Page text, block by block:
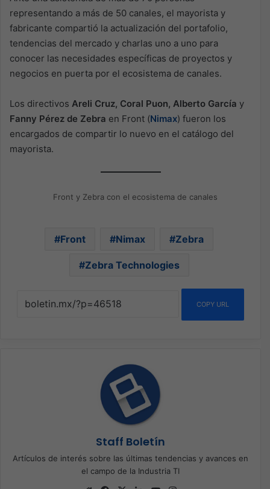
representando a más de 50 canales, el mayorista y
fabricante compartió la actualización del portafolio,
tendencias del mercado y charlas uno a uno para
conocer las necesidades específicas de proyectos y
negocios en puerta por el ecosistema de canales.
Los directivos Areli Cruz, Coral Puon, Alberto García y
Fanny Pérez de Zebra en Front (Nimax) fueron los
encargados de compartir lo nuevo en el catálogo del
mayorista.
Front y Zebra con el ecosistema de canales
Front Nimax Zebra
Zebra Technologies
COPY URL
Staff Boletín
Artículos de interés sobre las últimas tendencias y avances en
el campo de la Industria TI